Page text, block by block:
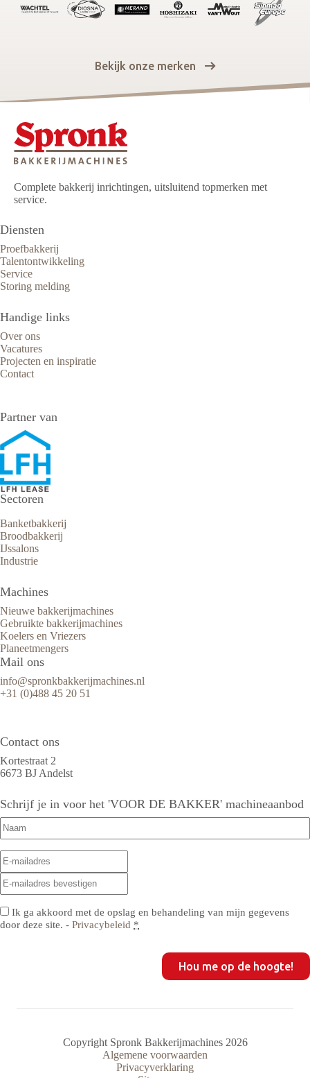
Bekijk onze merken
Complete bakkerij inrichtingen, uitsluitend topmerken met
service.
Diensten
Proefbakkerij
Talentontwikkeling
Service
Storing melding
Handige links
Over ons
Vacatures
Projecten en inspiratie
Contact
Partner van
Sectoren
Banketbakkerij
Broodbakkerij
IJssalons
Industrie
Machines
Nieuwe bakkerijmachines
Gebruikte bakkerijmachines
Koelers en Vriezers
Planeetmengers
Mail ons
info@spronkbakkerijmachines.nl
+31 (0)488 45 20 51
Contact ons
Kortestraat 2
6673 BJ Andelst
Schrijf je in voor het 'VOOR DE BAKKER' machineaanbod
Naam
E-
mailadres(Vereist)
Privacy(Vereist)
Ik ga akkoord met de opslag en behandeling van mijn gegevens
door deze site. - Privacybeleid *
Copyright Spronk Bakkerijmachines 2026
Algemene voorwaarden
Privacyverklaring